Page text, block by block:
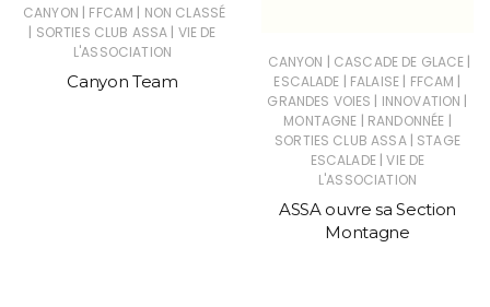
CANYON | FFCAM | NON CLASSÉ
| SORTIES CLUB ASSA | VIE DE
L'ASSOCIATION
Canyon Team
CANYON | CASCADE DE GLACE |
ESCALADE | FALAISE | FFCAM |
GRANDES VOIES | INNOVATION |
MONTAGNE | RANDONNÉE |
SORTIES CLUB ASSA | STAGE
ESCALADE | VIE DE
L'ASSOCIATION
ASSA ouvre sa Section
Montagne